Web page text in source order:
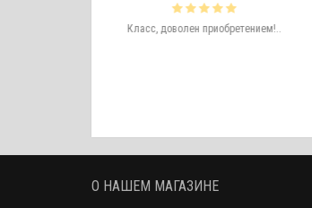
Класс, доволен приобретением!..
О НАШЕМ МАГАЗИНЕ